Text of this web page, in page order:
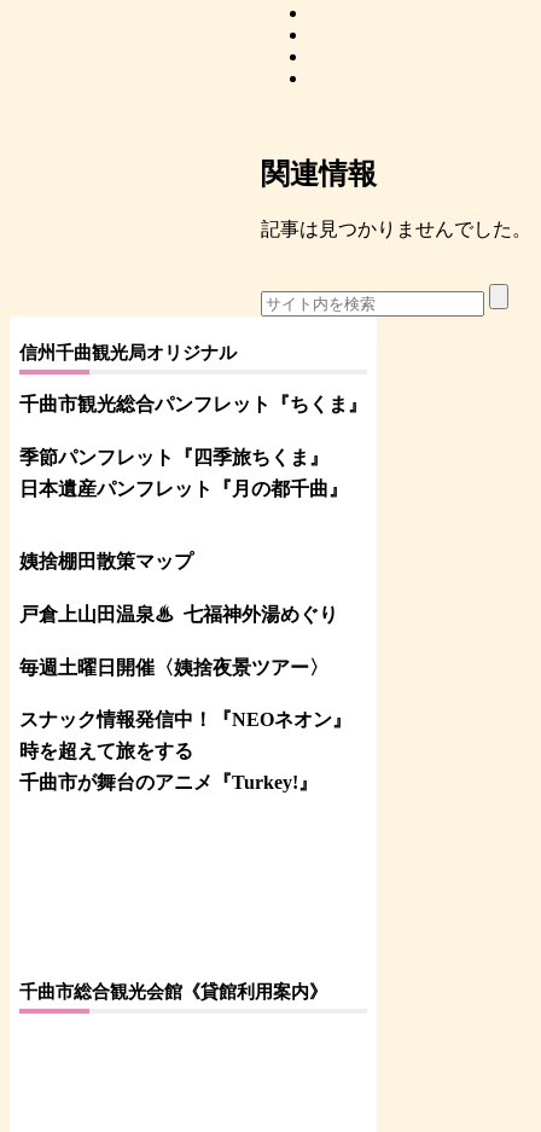
関連情報
記事は見つかりませんでした。
信州千曲観光局オリジナル
千曲市観光総合パンフレット 『ちくま 』
季節パンフレット『四季旅ちくま』
日本遺産パンフレット
『月の都千曲 』
姨捨棚田散策マップ
戸倉上山田温泉♨ 七福神外湯めぐり
毎週土曜日開催〈姨捨夜景ツアー〉
スナック情報発信中！『NEOネオン』
時を超えて旅をする
千曲市が舞台のアニメ『Turkey!』
千曲市総合観光会館《貸館利用案内》